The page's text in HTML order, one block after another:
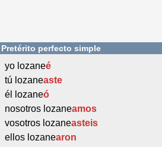
Pretérito perfecto simple
yo lozaneé
tú lozaneaste
él lozaneó
nosotros lozaneamos
vosotros lozaneasteis
ellos lozanearon